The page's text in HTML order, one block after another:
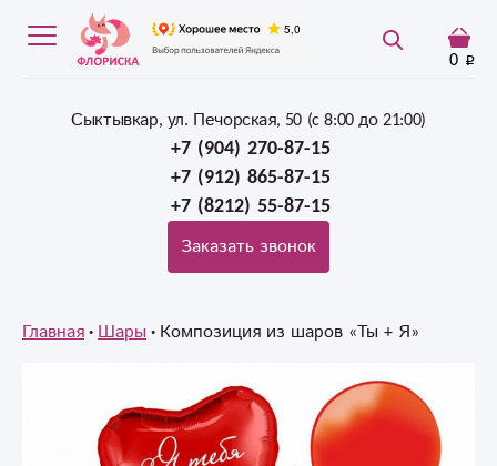
0
Сыктывкар, ул. Печорская, 50 (c 8:00 до 21:00)
+7 (904) 270-87-15
+7 (912) 865-87-15
+7 (8212) 55-87-15
Заказать звонок
Главная Шары Композиция из шаров «Ты + Я»